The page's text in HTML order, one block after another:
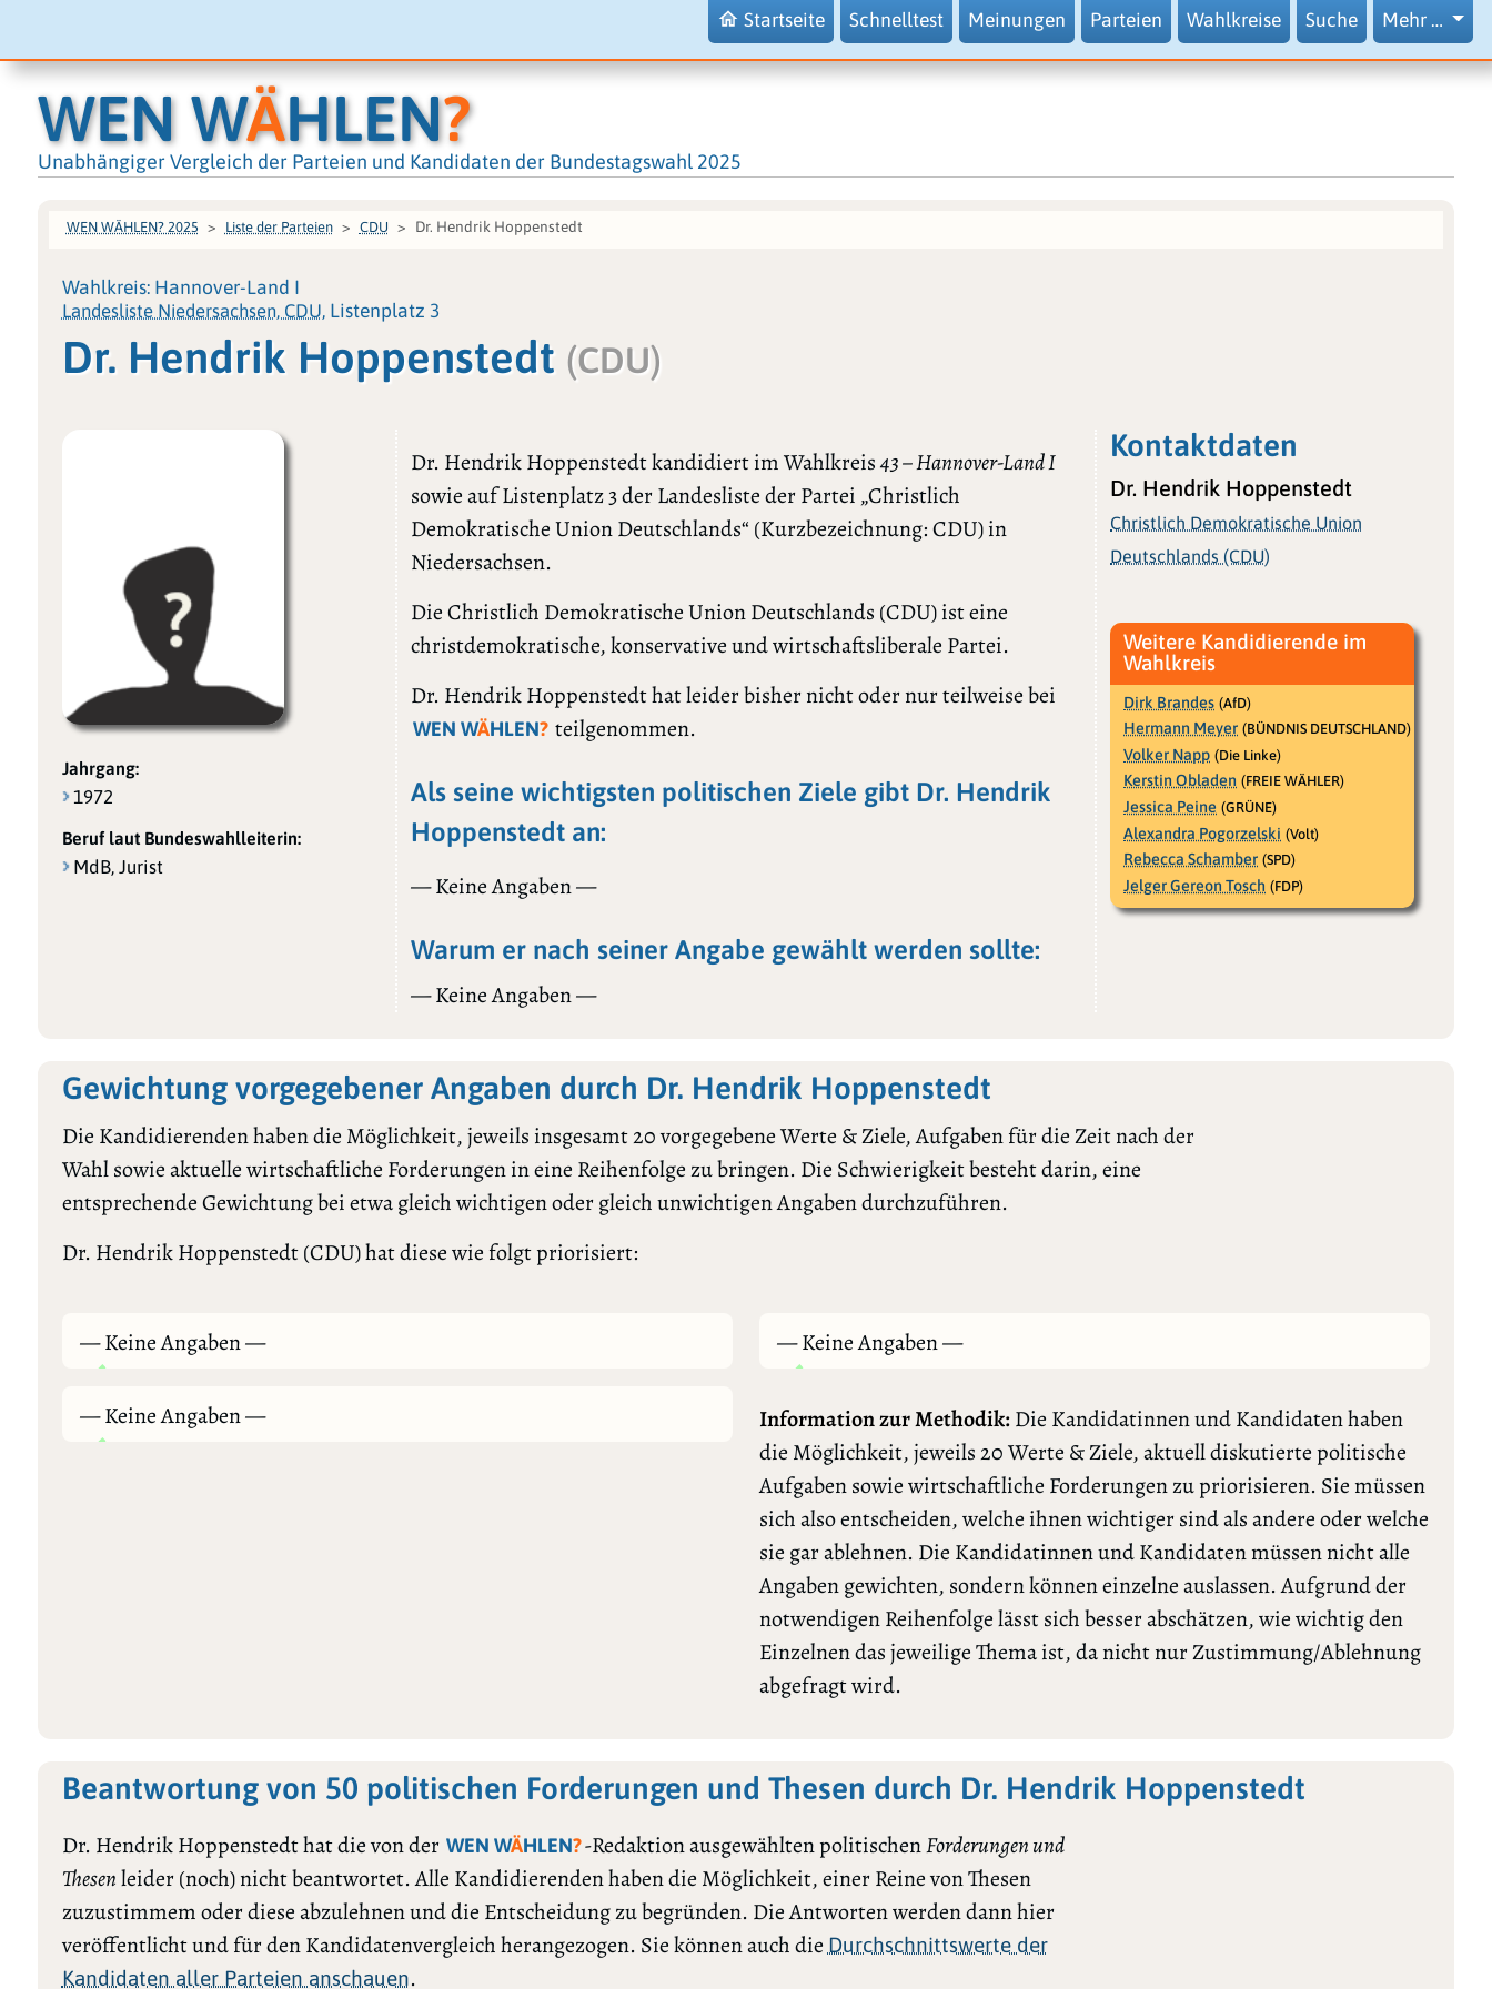
Startseite Schnelltest Meinungen Parteien Wahlkreise Suche Mehr …
WEN WÄHLEN?
Unabhängiger Vergleich der Parteien und Kandidaten der Bundestagswahl 2025
WEN WÄHLEN? 2025 Liste der Parteien CDU Dr. Hendrik Hoppenstedt
Wahlkreis: Hannover-Land I
Landesliste Niedersachsen, CDU, Listenplatz 3
Dr. Hendrik Hoppenstedt (CDU)
Jahrgang:
1972
Beruf laut Bundeswahlleiterin:
MdB, Jurist
Dr. Hendrik Hoppenstedt kandidiert im Wahlkreis43 – Hannover-Land I
sowie auf Listenplatz 3 der Landesliste der Partei „Christlich
Demokratische Union Deutschlands“ (Kurzbezeichnung: CDU) in
Niedersachsen.
Die Christlich Demokratische Union Deutschlands (CDU) ist eine
christdemokratische, konservative und wirtschaftsliberale Partei.
Dr. Hendrik Hoppenstedt hat leider bisher nicht oder nur teilweise bei
WEN WÄHLEN? teilgenommen.
Als seine wichtigsten politischen Ziele gibt Dr. Hendrik
Hoppenstedt an:
— Keine Angaben —
Warum er nach seiner Angabe gewählt werden sollte:
— Keine Angaben —
Kontaktdaten
Dr. Hendrik Hoppenstedt
Christlich Demokratische Union
Deutschlands (CDU)
Weitere Kandidierende im
Wahlkreis
Dirk Brandes (AfD)
Hermann Meyer (BÜNDNIS DEUTSCHLAND)
Volker Napp (Die Linke)
Kerstin Obladen (FREIE WÄHLER)
Jessica Peine (GRÜNE)
Alexandra Pogorzelski (Volt)
Rebecca Schamber (SPD)
Jelger Gereon Tosch (FDP)
Gewichtung vorgegebener Angaben durch Dr. Hendrik Hoppenstedt
Die Kandidierenden haben die Möglichkeit, jeweils insgesamt 20 vorgegebene Werte & Ziele, Aufgaben für die Zeit nach der
Wahl sowie aktuelle wirtschaftliche Forderungen in eine Reihenfolge zu bringen. Die Schwierigkeit besteht darin, eine
entsprechende Gewichtung bei etwa gleich wichtigen oder gleich unwichtigen Angaben durchzuführen.
Dr. Hendrik Hoppenstedt (CDU) hat diese wie folgt priorisiert:
— Keine Angaben — — Keine Angaben —
— Keine Angaben — Information zur Methodik:Die Kandidatinnen und Kandidaten haben
die Möglichkeit, jeweils 20 Werte & Ziele, aktuell diskutierte politische
Aufgaben sowie wirtschaftliche Forderungen zu priorisieren. Sie müssen
sich also entscheiden, welche ihnen wichtiger sind als andere oder welche
sie gar ablehnen. Die Kandidatinnen und Kandidaten müssen nicht alle
Angaben gewichten, sondern können einzelne auslassen. Aufgrund der
notwendigen Reihenfolge lässt sich besser abschätzen, wie wichtig den
Einzelnen das jeweilige Thema ist, da nicht nur Zustimmung/Ablehnung
abgefragt wird.
Beantwortung von 50 politischen Forderungen und Thesen durch Dr. Hendrik Hoppenstedt
Dr. Hendrik Hoppenstedt hat die von der WEN WÄHLEN?-Redaktion ausgewählten politischenForderungen und
Thesenleider (noch) nicht beantwortet. Alle Kandidierenden haben die Möglichkeit, einer Reine von Thesen
zuzustimmem oder diese abzulehnen und die Entscheidung zu begründen. Die Antworten werden dann hier
veröffentlicht und für den Kandidatenvergleich herangezogen. Sie können auch dieDurchschnittswerte der
Kandidaten aller Parteien anschauen.